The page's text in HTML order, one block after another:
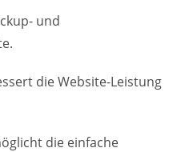
und
die Website-Leistung
die einfache